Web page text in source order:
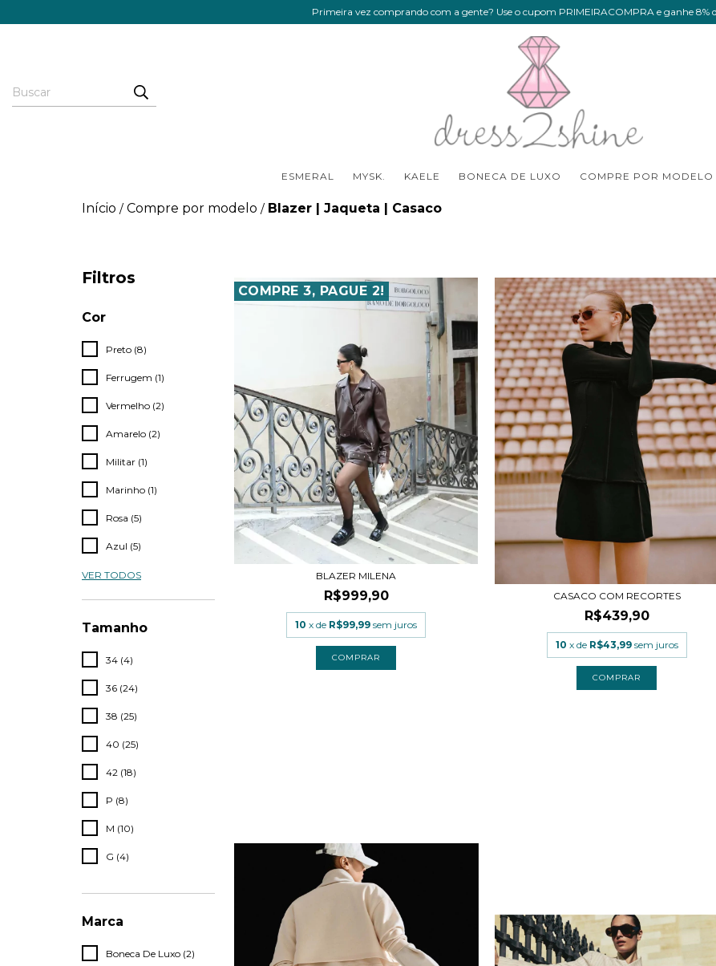
Primeira vez comprando com a gente? Use o cupom PRIMEIRACOMPRA e ganhe 8%
ESMERAL MYSK. KAELE BONECA DE LUXO COMPRE POR MODELO
Início / Compre por modelo / Blazer | Jaqueta | Casaco
Filtros
Cor
Preto (8)
Ferrugem (1)
Vermelho (2)
Amarelo (2)
Militar (1)
Marinho (1)
Rosa (5)
Azul (5)
VER TODOS
Tamanho
34 (4)
36 (24)
38 (25)
40 (25)
42 (18)
P (8)
M (10)
G (4)
Marca
Boneca De Luxo (2)
COMPRE 3, PAGUE 2!
BLAZER MILENA
R$999,90
10 x de R$99,99 sem juros
COMPRAR
CASACO COM RECORTES
R$439,90
10 x de R$43,99 sem juros
COMPRAR